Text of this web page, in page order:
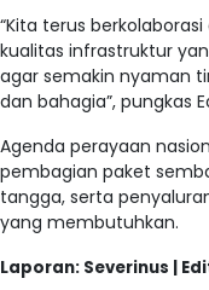
“Kita terus
kualitas infrastruktur
agar semakin nyaman
dan bahagia”, pungkas
Agenda perayaan
pembagian paket
tangga, serta
yang membutuhkan.
Laporan: Severinus |